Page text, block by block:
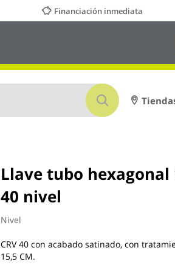
Financiación inmediata
Buscar
Llave tubo hexagonal
40 nivel
Nivel
CRV 40 con acabado satinado, con
15,5 CM.